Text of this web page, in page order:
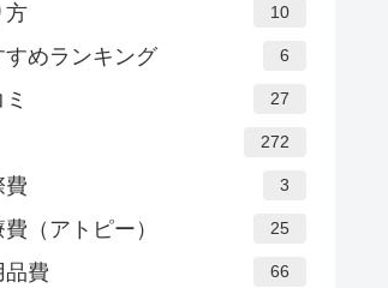
方 10
すめランキング 6
27
272
費 3
費（アトピー） 25
品費 66